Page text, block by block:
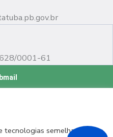
0001-61
tecnologias semelhantes de